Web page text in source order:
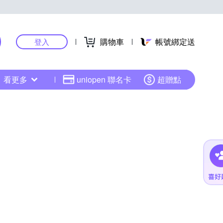
登入 購物車 帳號綁定送
看更多 uniopen 聯名卡 超贈點